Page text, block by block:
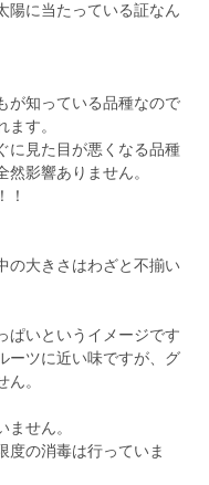
陽に当たっている証なん
が知っている品種なので
す。
に見た目が悪くなる品種
影響ありません。
！
の大きさはわざと不揃い
ぱいというイメージです
ーツに近い味ですが、グ
。
せん。
度の消毒は行っていま